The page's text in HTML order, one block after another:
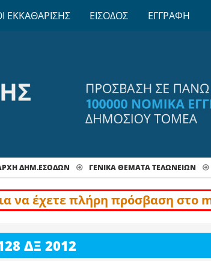
ΕΚΚΑΘΑΡΙΣΗΣ ΕΙΣΟΔΟΣ ΕΓΓΡΑΦΗ
ΔΗΜ.ΕΣΟΔΩΝ ΓΕΝΙΚΆ ΘΈΜΑΤΑ ΤΕΛΩΝΕΊΩΝ
να έχετε πλήρη πρόσβαση στο
ΔΞ 2012